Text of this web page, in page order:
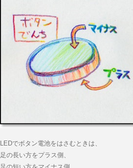
LEDでボタン電池をはさむときは、
足の長い方をプラス側、